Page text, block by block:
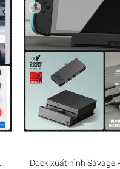
Dock xuất hình Savage